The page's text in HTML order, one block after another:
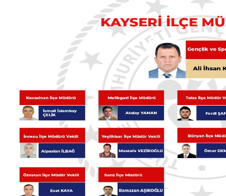
Kredi/Yurt E-Ödeme